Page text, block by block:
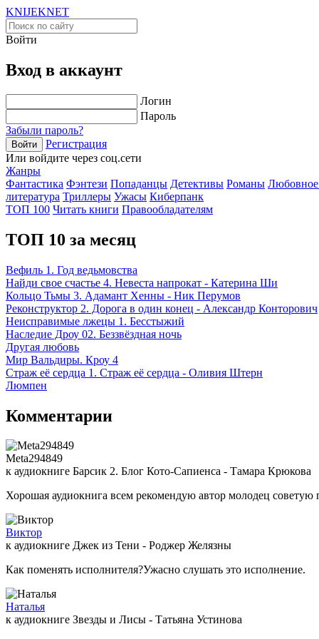
KNIJEKNET
Войти
Вход в аккаунт
Логин
Пароль
Забыли пароль?
Войти
Регистрация
Или войдите через соц.сети
Жанры
Фантастика Фэнтези Попаданцы Детективы Романы Любовное
литература Триллеры Ужасы Киберпанк
ТОП 100 Читать книги Правообладателям
ТОП 10 за месяц
Вефиль 1. Год ведьмовства
Найди свое счастье 4. Невеста напрокат - Катерина Ши
Кольцо Тьмы 3. Адамант Хенны - Ник Перумов
Реконструктор 2. Дорога в один конец - Александр Конторович
Неисправимые лжецы 1. Бесстыжий
Наследие Дроу 02. Беззвёздная ночь
Другая любовь
Мир Вальдиры. Кроу 4
Страж её сердца 1. Страж её сердца - Оливия Штерн
Люмпен
Комментарии
Meta294849
к аудиокниге Барсик 2. Блог Кото-Сапиенса - Тамара Крюкова
Хорошая аудиокнига всем рекомендую автор молодец советую
Виктор
к аудиокниге Джек из Тени - Роджер Желязны
Как поменять исполнителя?Ужасно слушать это исполнение.
Наталья
к аудиокниге Звезды и Лисы - Татьяна Устинова